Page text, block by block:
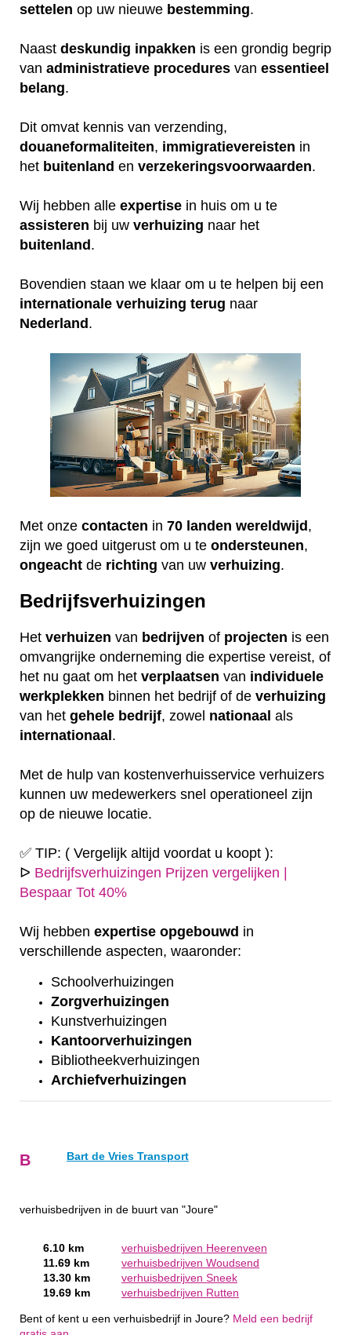
settelen op uw nieuwe bestemming.
Naast deskundig inpakken is een grondig begrip
van administratieve procedures van essentieel
belang.
Dit omvat kennis van verzending,
douaneformaliteiten, immigratievereisten in
het buitenland en verzekeringsvoorwaarden.
Wij hebben alle expertise in huis om u te
assisteren bij uw verhuizing naar het
buitenland.
Bovendien staan we klaar om u te helpen bij een
internationale verhuizing terug naar
Nederland.
Met onze contacten in 70 landen wereldwijd,
zijn we goed uitgerust om u te ondersteunen,
ongeacht de richting van uw verhuizing.
Bedrijfsverhuizingen
Het verhuizen van bedrijven of projecten is een
omvangrijke onderneming die expertise vereist, of
het nu gaat om het verplaatsen van individuele
werkplekken binnen het bedrijf of de verhuizing
van het gehele bedrijf, zowel nationaal als
internationaal .
Met de hulp van kostenverhuisservice verhuizers
kunnen uw medewerkers snel operationeel zijn
op de nieuwe locatie.
✅ TIP: ( Vergelijk altijd voordat u koopt ):
ᐅ Bedrijfsverhuizingen Prijzen vergelijken |
Bespaar Tot 40%
Wij hebben expertise opgebouwd in
verschillende aspecten, waaronder:
Schoolverhuizingen
Zorgverhuizingen
Kunstverhuizingen
Kantoorverhuizingen
Bibliotheekverhuizingen
Archiefverhuizingen
B Bart de Vries Transport
verhuisbedrijven in de buurt van "Joure"
6.10 km
verhuisbedrijven Heerenveen
11.69 km
verhuisbedrijven Woudsend
13.30 km
verhuisbedrijven Sneek
19.69 km
verhuisbedrijven Rutten
Bent of kent u een verhuisbedrijf in Joure? Meld een bedrijf